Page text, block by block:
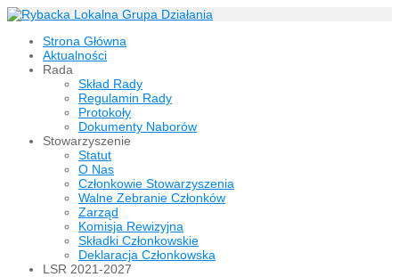
Strona Główna
Aktualności
Rada
Skład Rady
Regulamin Rady
Protokoły
Dokumenty Naborów
Stowarzyszenie
Statut
O Nas
Członkowie Stowarzyszenia
Walne Zebranie Członków
Zarząd
Komisja Rewizyjna
Składki Członkowskie
Deklaracja Członkowska
LSR 2021-2027